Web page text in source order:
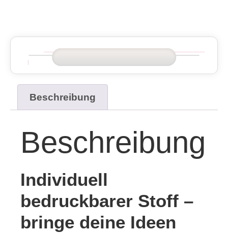
Beschreibung
Beschreibung
Individuell
bedruckbarer Stoff –
bringe deine Ideen